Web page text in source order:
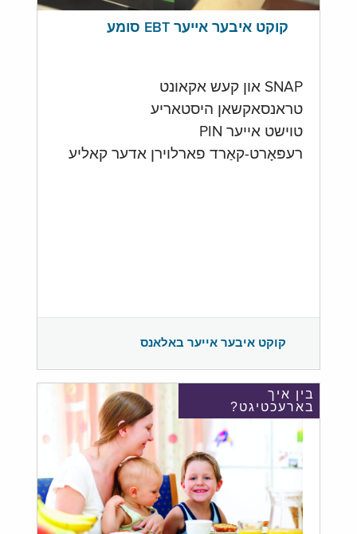
קוקט איבער אייער EBT סומע
SNAP און קעש אקאונט
טראנסאקשאן היסטאריע
טוישט אייער PIN
רעפּאָרט-קאַרד פארלוירן אדער קאליע
קוקט איבער אייער באלאנס
בין איך
בארעכטיגט?